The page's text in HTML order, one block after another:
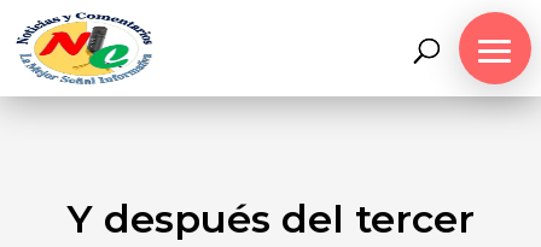
Y después del tercer